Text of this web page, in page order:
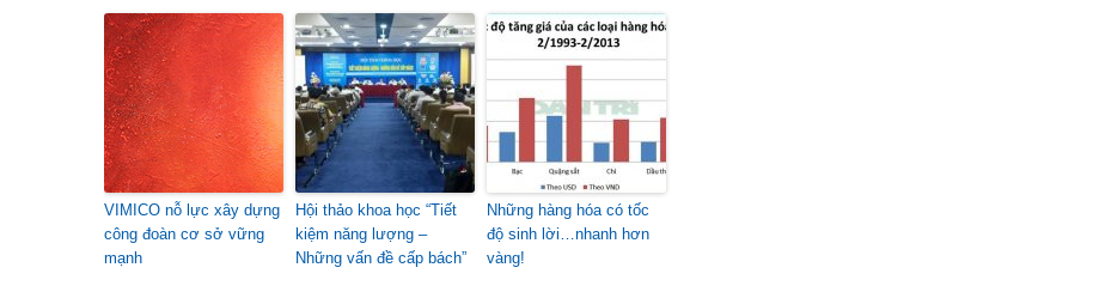
VIMICO nỗ lực xây dựng
công đoàn cơ sở vững
mạnh
Hội thảo khoa học “Tiết
kiệm năng lượng –
Những vấn đề cấp bách”
Những hàng hóa có tốc
độ sinh lời…nhanh hơn
vàng!